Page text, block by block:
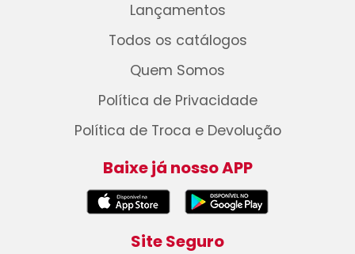
Lançamentos
Todos os catálogos
Quem Somos
Política de Privacidade
Política de Troca e Devolução
Baixe já nosso APP
Site Seguro